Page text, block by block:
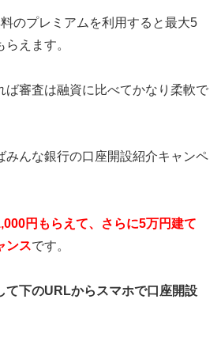
のプレミアムを利用すると最大5
えます。
ば審査は融資に比べてかなり柔軟で
みんな銀行の口座開設紹介キャンペ
円もらえて、さらに5万円建て
ンスです。
て下のURLからスマホで口座開設